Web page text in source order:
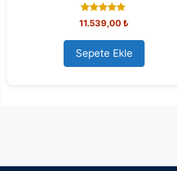
5.00
out of 5
11.539,00₺
Sepete Ekle